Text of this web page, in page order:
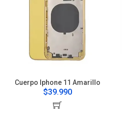
Cuerpo Iphone 11 Amarillo
$39.990